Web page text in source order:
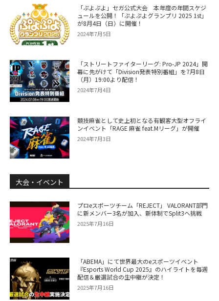
「ぷよぷよ」セガ公式大会 本年度の年間スケジ
ュールを公開！「ぷよぷよグランプリ 2025 1st」
が8月4日（日）に開催！
2024年7月5日
「ストリートファイターリーグ: Pro-JP 2024」開
幕に先がけて「Division発表特別番組」を7月8日
（月）19:00より配信！
2024年7月4日
競技麻雀として史上初となる有観客大型オフライ
ンイベント「RAGE 麻雀 feat.Mリーグ」が開催
2024年7月3日
大会・イベント
プロeスポーツチーム「REJECT」 VALORANT部門
に新メンバー3名が加入、新体制でSplit3へ挑戦
2025年7月16日
「ABEMA」にて世界最大のeスポーツイベント
『Esports World Cup 2025』のハイライトを毎週
配信＆厳選試合の生中継が決定！
2025年7月16日